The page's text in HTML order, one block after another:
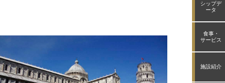
シップデ
ータ
食事・
サービス
施設紹介